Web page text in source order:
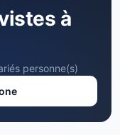
à
personne(s)